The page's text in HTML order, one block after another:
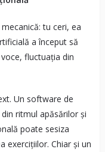
tu ceri, ea
a început să
fluctuația din
Un software de
ritmul apăsărilor și
poate sesiza
exercițiilor. Chiar și un